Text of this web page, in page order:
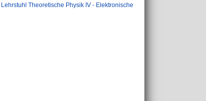
Lehrstuhl Theoretische Physik IV - Elektronische